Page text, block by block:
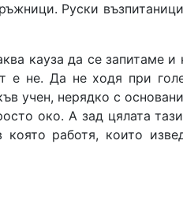
Руски
кауза да се запитаме
не. Да не ходя при
учен, нерядко с
око. А зад цялата
работя, които